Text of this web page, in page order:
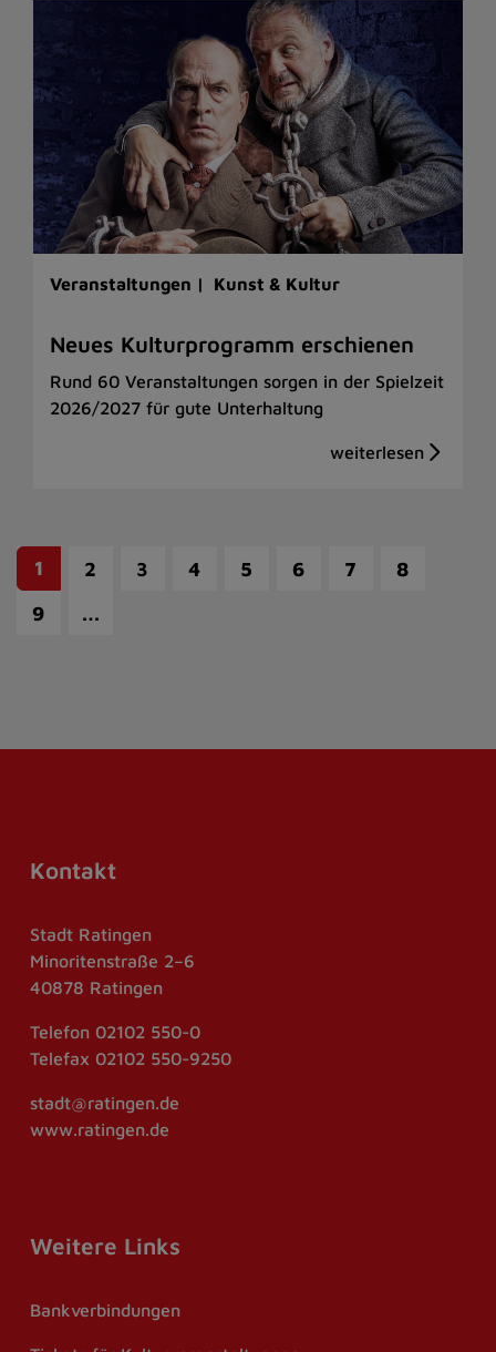
Veranstaltungen | Kunst & Kultur
Neues Kulturprogramm erschienen
Rund 60 Veranstaltungen sorgen in der Spielzeit
2026/2027 für gute Unterhaltung
1 2 3 4 5 6 7
8
9
…
Kontakt
Stadt Ratingen
Minoritenstraße 2–6
40878 Ratingen
Telefon 02102 550-0
Telefax 02102 550-9250
stadt@ratingen.de
www.ratingen.de
Weitere Links
Bankverbindungen